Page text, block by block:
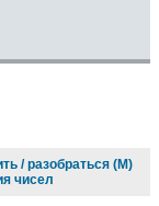
/ разобраться (М)
чисел